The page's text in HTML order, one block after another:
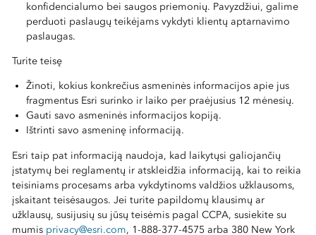
konfidencialumo bei saugos priemonių. Pavyzdžiui, galime
perduoti paslaugų teikėjams vykdyti klientų aptarnavimo
paslaugas.
Turite teisę
Žinoti, kokius konkrečius asmeninės informacijos apie jus
fragmentus Esri surinko ir laiko per praėjusius 12 mėnesių.
Gauti savo asmeninės informacijos kopiją.
Ištrinti savo asmeninę informaciją.
Esri taip pat informaciją naudoja, kad laikytųsi galiojančių
įstatymų bei reglamentų ir atskleidžia informaciją, kai to reikia
teisiniams procesams arba vykdytinoms valdžios užklausoms,
įskaitant teisėsaugos. Jei turite papildomų klausimų ar
užklausų, susijusių su jūsų teisėmis pagal CCPA, susiekite su
mumis privacy@esri.com, 1-888-377-4575 arba 380 New York